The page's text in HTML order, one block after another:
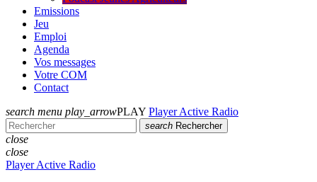
Emissions
Jeu
Emploi
Agenda
Vos messages
Votre COM
Contact
search menu play_arrowPLAY Player Active Radio
search Rechercher
close
close
Player Active Radio